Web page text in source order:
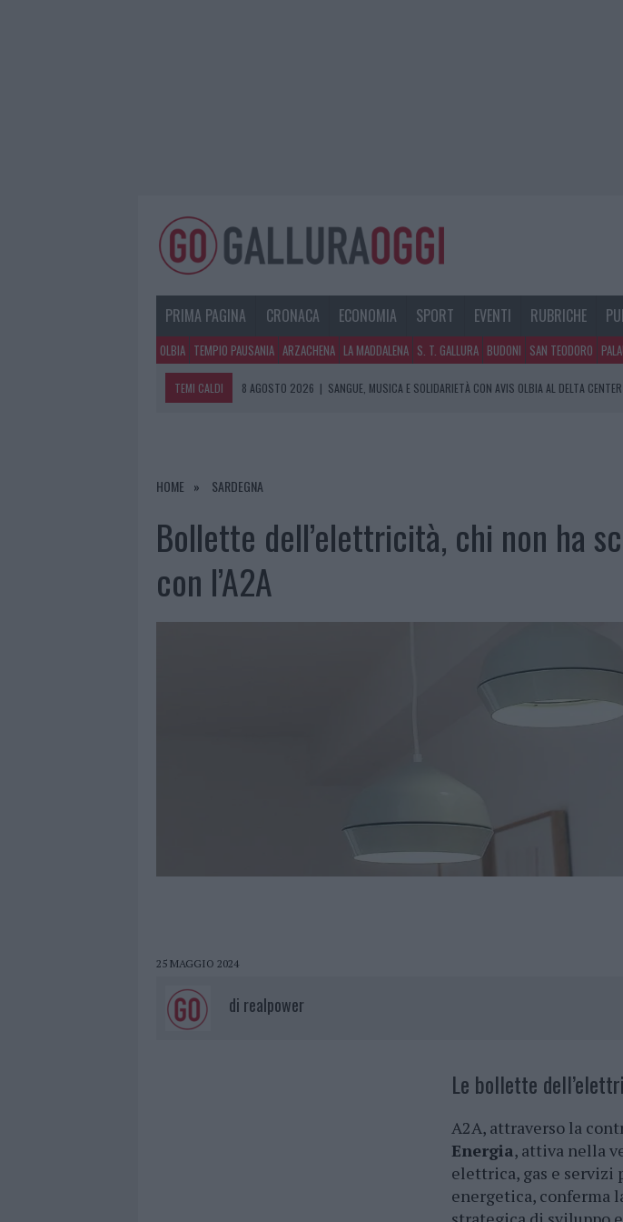
PRIMA PAGINA CRONACA ECONOMIA SPORT EVENTI RUBRICHE
OLBIA TEMPIO PAUSANIA ARZACHENA LA MADDALENA S. T. GALLURA BUDONI SAN TEODORO
TEMI CALDI 8 AGOSTO 2026 | SANGUE, MUSICA E SOLIDARIETÀ CON AVIS OLBIA AL DELTA CENTER
8 AGOSTO 2026
HOME SARDEGNA
⁠Bollette dell’elettricità, chi non ha
con l’A2A
25 MAGGIO 2024
di realpower
Le bollette
A2A, attraverso la
Energia, attiva nella
elettrica, gas e servizi
energetica, conferma